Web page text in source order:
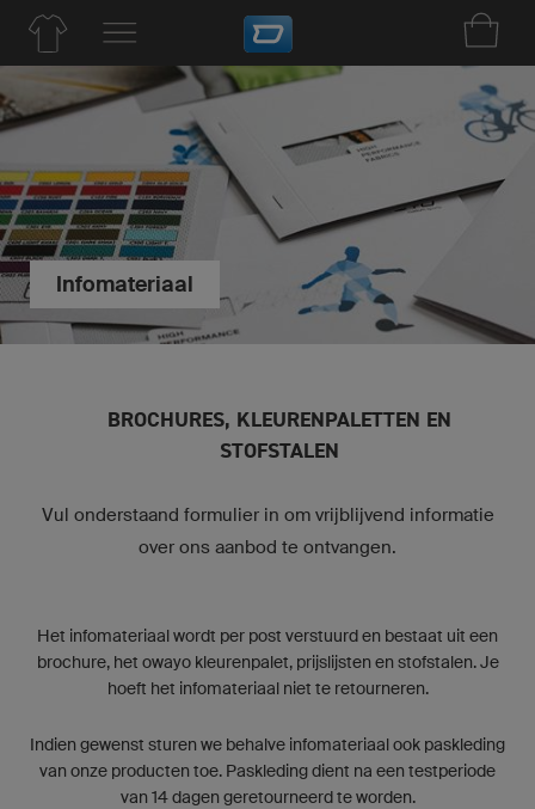
Infomateriaal
BROCHURES, KLEURENPALETTEN EN
STOFSTALEN
Vul onderstaand formulier in om vrijblijvend informatie
over ons aanbod te ontvangen.
Het infomateriaal wordt per post verstuurd en bestaat uit een
brochure, het owayo kleurenpalet, prijslijsten en stofstalen. Je
hoeft het infomateriaal niet te retourneren.
Indien gewenst sturen we behalve infomateriaal ook paskleding
van onze producten toe. Paskleding dient na een testperiode
van 14 dagen geretourneerd te worden.